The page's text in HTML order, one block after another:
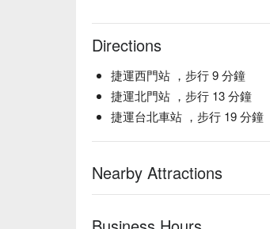
Directions
捷運西門站 ，步行 9 分鐘
捷運北門站 ，步行 13 分鐘
捷運台北車站 ，步行 19 分鐘
Nearby Attractions